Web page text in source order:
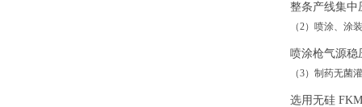
整条产线集中
（2）喷涂、涂
喷涂枪气源稳
（3）制药无菌
选用无硅